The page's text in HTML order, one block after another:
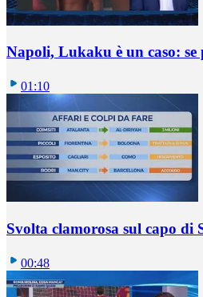
Napoli, Lukaku è un caso:
01:10
Svolta clamorosa sul capo di
00:48